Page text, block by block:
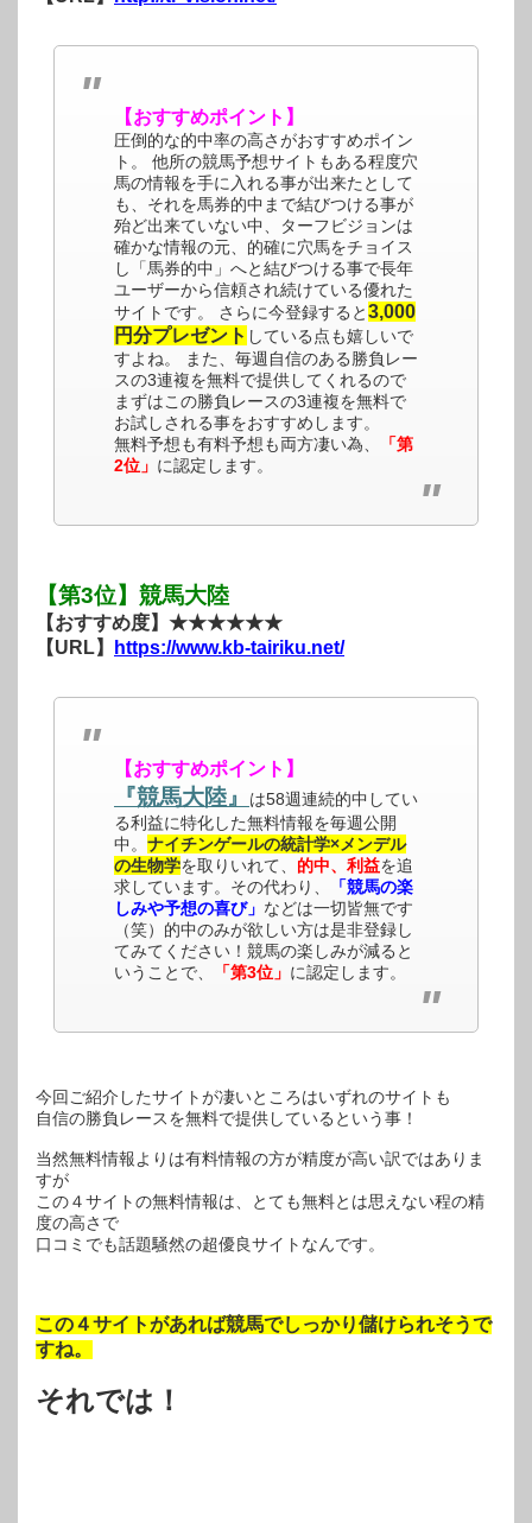
【おすすめポイント】
圧倒的な的中率の高さがおすすめポイン
ト。 他所の競馬予想サイトもある程度穴
馬の情報を手に入れる事が出来たとして
も、それを馬券的中まで結びつける事が
殆ど出来ていない中、ターフビジョンは
確かな情報の元、的確に穴馬をチョイス
し「馬券的中」へと結びつける事で長年
ユーザーから信頼され続けている優れた
サイトです。 さらに今登録すると3,000
円分プレゼント している点も嬉しいで
すよね。 また、毎週自信のある勝負レー
スの3連複を無料で提供してくれるので
まずはこの勝負レースの3連複を無料で
お試しされる事をおすすめします。
無料予想も有料予想も両方凄い為、
「第
2位」 に認定します。
【第3位】競馬大陸
【おすすめ度】★★★★★★
【URL】
https://www.kb-tairiku.net/
【おすすめポイント】
『競馬大陸』
は58週連続的中してい
る利益に特化した無料情報を毎週公開
中。 ナイチンゲールの統計学×メンデル
の生物学を取りいれて、 的中、利益を追
求しています。その代わり、
「競馬の楽
しみや予想の喜び」 などは一切皆無です
（笑）的中のみが欲しい方は是非登録し
てみてください！競馬の楽しみが減ると
いうことで、
「第3位」 に認定します。
今回ご紹介したサイトが凄いところはいずれのサイトも
自信の勝負レースを無料で提供しているという事！
当然無料情報よりは有料情報の方が精度が高い訳ではありま
すが
この４サイトの無料情報は、とても無料とは思えない程の精
度の高さで
口コミでも話題騒然の超優良サイトなんです。
この４サイトがあれば競馬でしっかり儲けられそうで
すね。
それでは！